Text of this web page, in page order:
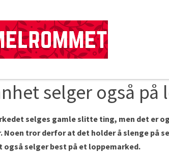
selger også på
selges gamle slitte ting, men det er
Noen tror derfor at det holder å slenge på
også selger best på et loppemarked.